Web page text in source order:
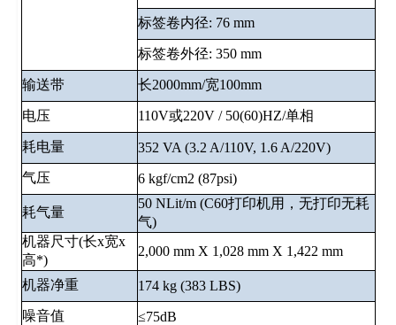
标签卷内径: 76 mm
标签卷外径: 350 mm
输送带 长2000mm/宽100mm
电压 110V或220V / 50(60)HZ/单相
耗电量
352 VA (3.2 A/110V, 1.6 A/220V)
气压
6 kgf/cm2 (87psi)
耗气量
50 NLit/m (C60打印机用，无打印无耗
气)
机器尺寸(长x宽x
高*)
2,000 mm X 1,028 mm X 1,422 mm
机器净重
174 kg (383 LBS)
噪音值
≤75dB